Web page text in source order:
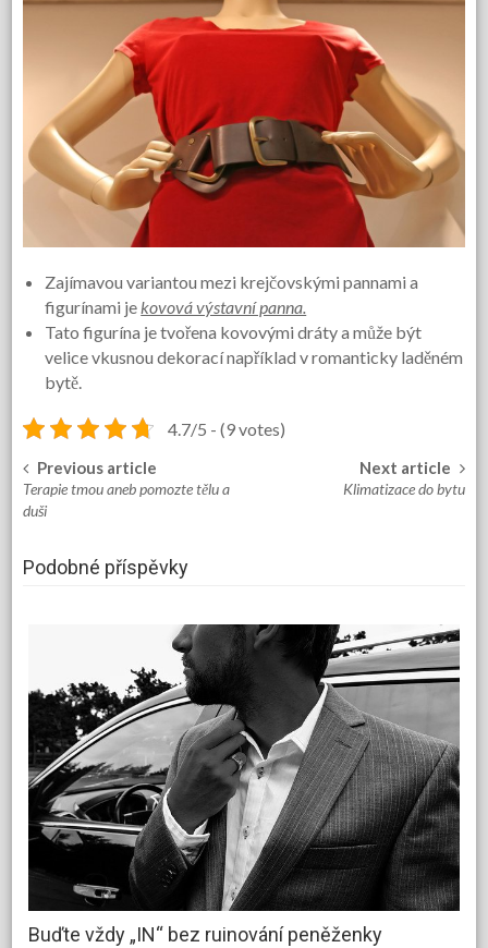
Zajímavou variantou mezi krejčovskými pannami a
figurínami je kovová výstavní panna.
Tato figurína je tvořena kovovými dráty a může být
velice vkusnou dekorací například v romanticky laděném
bytě.
4.7/5 - (9 votes)
Post
navigation
Previous article
Terapie tmou aneb pomozte tělu a
duši
Next article
Klimatizace do bytu
Podobné příspěvky
Buďte vždy „IN“ bez ruinování peněženky